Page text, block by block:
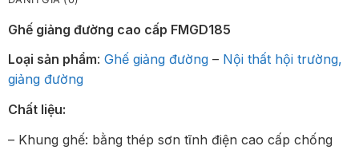
Ghế giảng đường cao cấp FMGD185
Loại sản phẩm: Ghế giảng đường – Nội thất hội trường,
giảng đường
Chất liệu:
– Khung ghế: bằng thép sơn tĩnh điện cao cấp chống